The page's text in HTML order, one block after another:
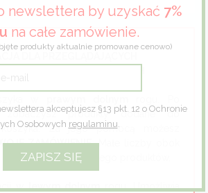
zobaczysz produkty dodane do
koszyka. Za jego pomocą możesz
ZAMÓWIENIE. Małe liczby obok
ilość dodanych do niego produktów.
wlewym dolnymrogu. Umożliwia
newslettera by uzyskać 7%
na całe zamówienie.
produkty aktualnie promowane cenowo)
akceptujesz §13 pkt. 12 o Ochronie
Osobowych regulaminu